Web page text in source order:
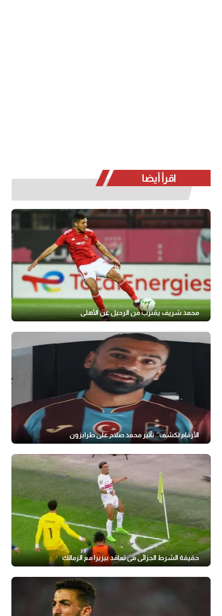
اقرأ أيضا
محمد شريف يقترب من الرحيل عن الأهلي
الأرقام تكشف.. تأثير محمد صلاح على طرابزون
حقيقة الشرط الجزائي في تعاقد بيزيرا مع الزمالك